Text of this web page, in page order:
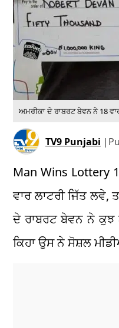
ਅਮਰੀਕਾ ਦੇ ਰਾਬਰਟ ਬੇਵਨ ਨੇ 18
TV9 Punjabi |
Man Wins Lottery
ਵਾਰ ਲਾਟਰੀ ਜਿੱਤ
ਦੇ ਰਾਬਰਟ ਬੇਵਨ ਨੇ ਕੁਝ
ਕਿਹਾ ਉਸ ਨੇ ਸੋਸ਼ਲ